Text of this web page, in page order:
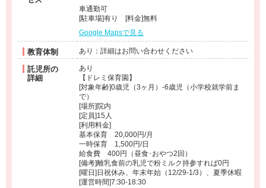
車通勤可
[駐車場]有り [料金]無料
Google Mapsで見る
教育体制 あり：詳細はお問い合わせください
託児所の
詳細
あり
【ドレミ保育園】
[対象年齢]0歳児（3ヶ月）-6歳児（小学校就学前ま
で）
[場所]院内
[定員]15人
[利用料金]
基本保育 20,000円/月
一時保育 1,500円/日
給食費 400円（昼食･おやつ2回）
[備考]離乳食前の乳児で粉ミルク持参すれば0円
[曜日]日祝休み、年末年始（12/29-1/3）、夏季休暇
[運営時間]7:30-18:30